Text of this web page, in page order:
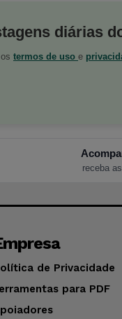
diárias
termos de uso e
receba
de Privacidade
para PDF